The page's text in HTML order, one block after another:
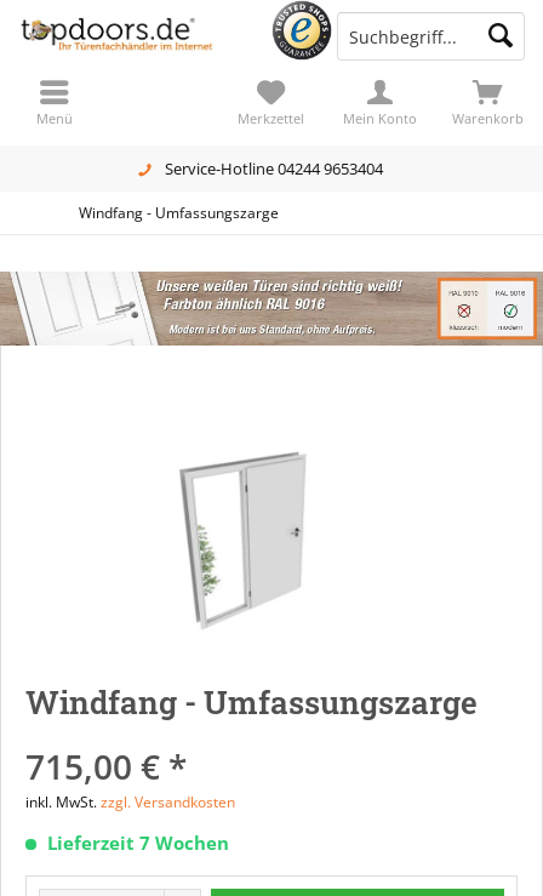
Service-Hotline 04244 9653404
Warenkorb
Merkzettel Mein Konto
Menü
Windfang - Umfassungszarge
Windfang - Umfassungszarge
715,00 € *
inkl. MwSt.zzgl. Versandkosten
Lieferzeit 7 Wochen